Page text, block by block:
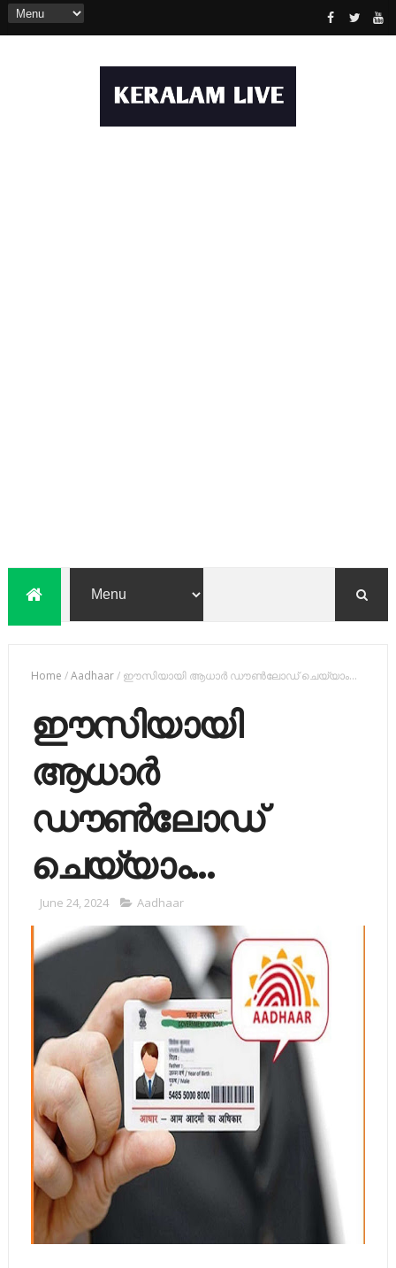
Home /Aadhaar/ ഈസിയായി ആധാര്‍ ഡൗണ്‍ലോഡ് ചെയ്യാം...
ഈസിയായി
ആധാര്‍
ഡൗണ്‍ലോഡ്
ചെയ്യാം...
June 24, 2024 Aadhaar